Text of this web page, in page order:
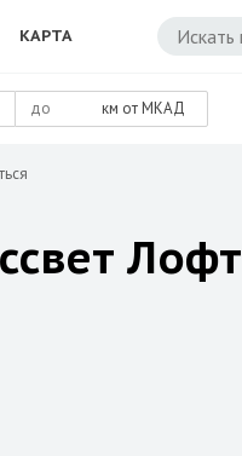
КАРТА
км от МКАД
Лофт